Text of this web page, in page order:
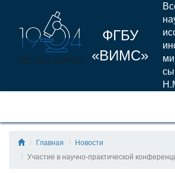
ФГБУ
«ВИМС»
Главная
Новости
Участие в научно-практической